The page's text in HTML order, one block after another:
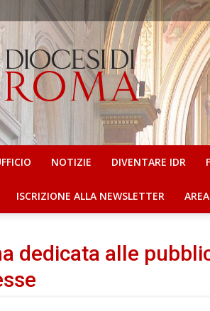
NOTIZIE DIVENTARE IDR
ISCRIZIONE ALLA NEWSLETTER
dedicata alle